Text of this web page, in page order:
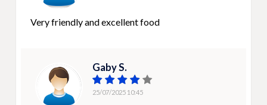
Very friendly and excellent food
Gaby S.
25/07/2025 10:45